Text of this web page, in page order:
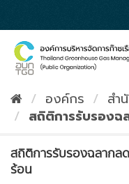
to
content
องค์กร
สำ
สถิติการรับรองฉ
สถิติการรับรองฉลาก
ร้อน